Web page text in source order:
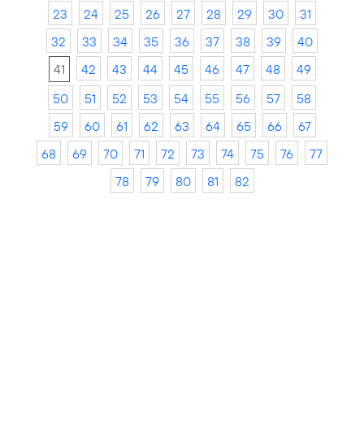
23
24 25 26 27 28 29 30
31
32
33 34 35 36 37 38 39
40
41
42 43 44 45 46 47 48
49
50
51 52 53 54 55 56 57
58
59
60 61 62 63 64 65 66
67
68
69 70 71 72 73 74 75 76
77
78
79 80 81 82